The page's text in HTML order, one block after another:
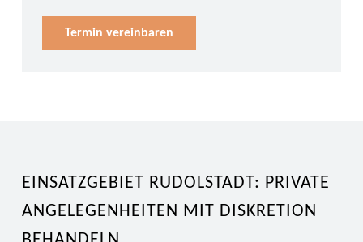
Termin vereinbaren
EINSATZGEBIET RUDOLSTADT: PRIVATE
ANGELEGENHEITEN MIT DISKRETION